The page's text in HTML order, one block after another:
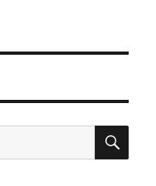
搜